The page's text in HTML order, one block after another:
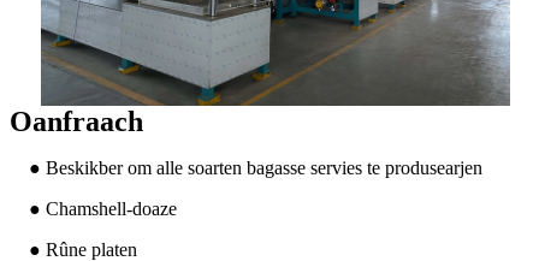
Oanfraach
● Beskikber om alle soarten bagasse servies te produsearjen
● Chamshell-doaze
● Rûne platen